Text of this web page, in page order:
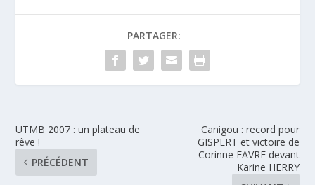
PARTAGER:
UTMB 2007 : un plateau de
rêve !
PRÉCÉDENT
Canigou : record pour
GISPERT et victoire de
Corinne FAVRE devant
Karine HERRY